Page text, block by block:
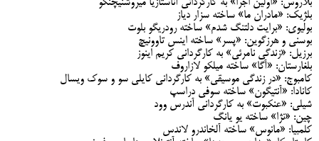
بلاروس: «اولین اجرا» به کارگردانی آناستازیا میروشنیچنکو
بلژیک: «مادران ما» ساخته سزار دیاز
بولیوی: «برایت دلتنگ شدم» ساخته رودریگو بلوت
بوسنی و هرزگوین: «پسر» ساخته اینس تاوونیچ
برزیل: «زندگی نامرئی» به کارگردانی کریم اینوز
بلغارستان: «آگا» ساخته میلکو لازاروف
کامبوج: «در زندگی موسیقی» به کارگردانی کایلی سو و سوک ویسال
کانادا: «آنتیگون» ساخته سوفی دراسپ
شیلی: «عنکبوت» به کارگردانی آندرس وود
چین: «نژا» ساخته یو یانگ
کلمبیا: «مانوس» ساخته آلخاندرو لاندس